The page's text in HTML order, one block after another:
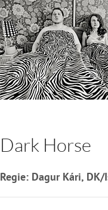
Dark Horse
Regie: Dagur Kári,